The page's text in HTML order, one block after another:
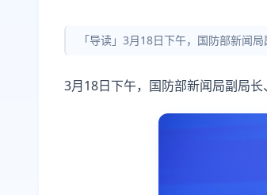
「导读」3月18日下午，国防部新闻
3月18日下午，国防部新闻局副局